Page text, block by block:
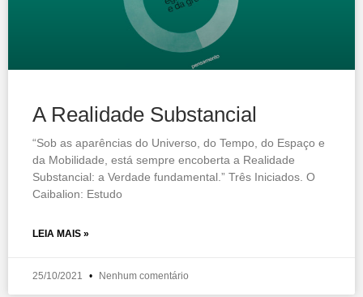
A Realidade Substancial
“Sob as aparências do Universo, do Tempo, do Espaço e
da Mobilidade, está sempre encoberta a Realidade
Substancial: a Verdade fundamental.” Três Iniciados. O
Caibalion: Estudo
LEIA MAIS »
25/10/2021 Nenhum comentário